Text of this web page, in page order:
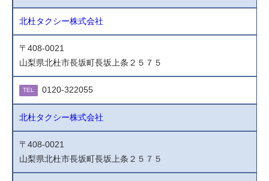
北杜タクシー株式会社
〒408-0021
山梨県北杜市長坂町長坂上条２５７５
TEL 0120-322055
北杜タクシー株式会社
〒408-0021
山梨県北杜市長坂町長坂上条２５７５